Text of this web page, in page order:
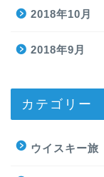
2018年10月
2018年9月
カテゴリー
ウイスキー旅